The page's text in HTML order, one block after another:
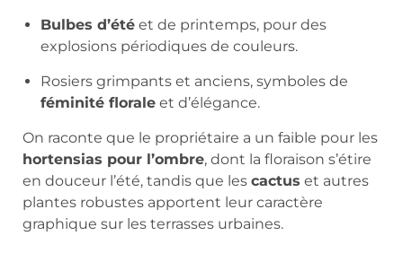
Bulbes d’été et de printemps, pour des
explosions périodiques de couleurs.
Rosiers grimpants et anciens, symboles de
féminité florale et d’élégance.
On raconte que le propriétaire a un faible pour les
hortensias pour l’ombre, dont la floraison s’étire
en douceur l’été, tandis que les cactus et autres
plantes robustes apportent leur caractère
graphique sur les terrasses urbaines.